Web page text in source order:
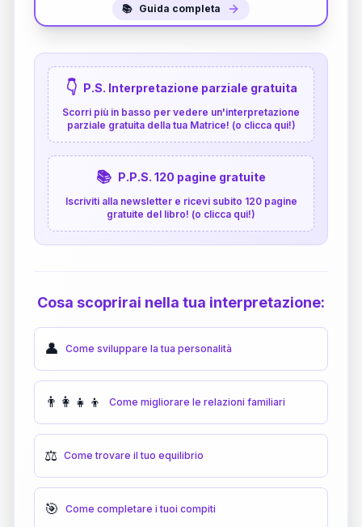
📚 Guida completa
👇 P.S. Interpretazione parziale gratuita
Scorri più in basso per vedere un'interpretazione
parziale gratuita della tua Matrice! (o clicca qui!)
📚 P.P.S. 120 pagine gratuite
Iscriviti alla newsletter e ricevi subito 120 pagine
gratuite del libro! (o clicca qui!)
Cosa scoprirai nella tua interpretazione:
👤 Come sviluppare la tua personalità
👨‍👩‍👧‍👦 Come migliorare le relazioni familiari
⚖️ Come trovare il tuo equilibrio
🎯 Come completare i tuoi compiti